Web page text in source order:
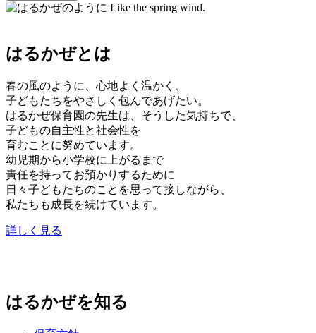
はるかぜとは
春の風のように、心地よく温かく、
子どもたちをやさしく包んであげたい。
はるかぜ保育園の先生は、そうした気持ちで、
子どもの自主性と社会性を
育むことに努めています。
幼児期から小学校に上がるまで
責任を持ってお預かりするために
日々子どもたちのことを思って接しながら、
私たちも成長を続けています。
詳しく見る
はるかぜを知る